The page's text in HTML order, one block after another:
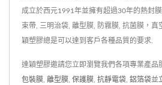
成立於西元1991年並擁有超過30年的熱封
束帶, 三明治袋, 離型膜, 防霧膜, 抗菌膜，真
穎塑膠總是可以達到客戶各種品質的要求.
達穎塑膠邀請您立即瀏覽我們各項專業產品
包裝膜 離型膜 保護膜 抗靜電袋 鋁箔袋並